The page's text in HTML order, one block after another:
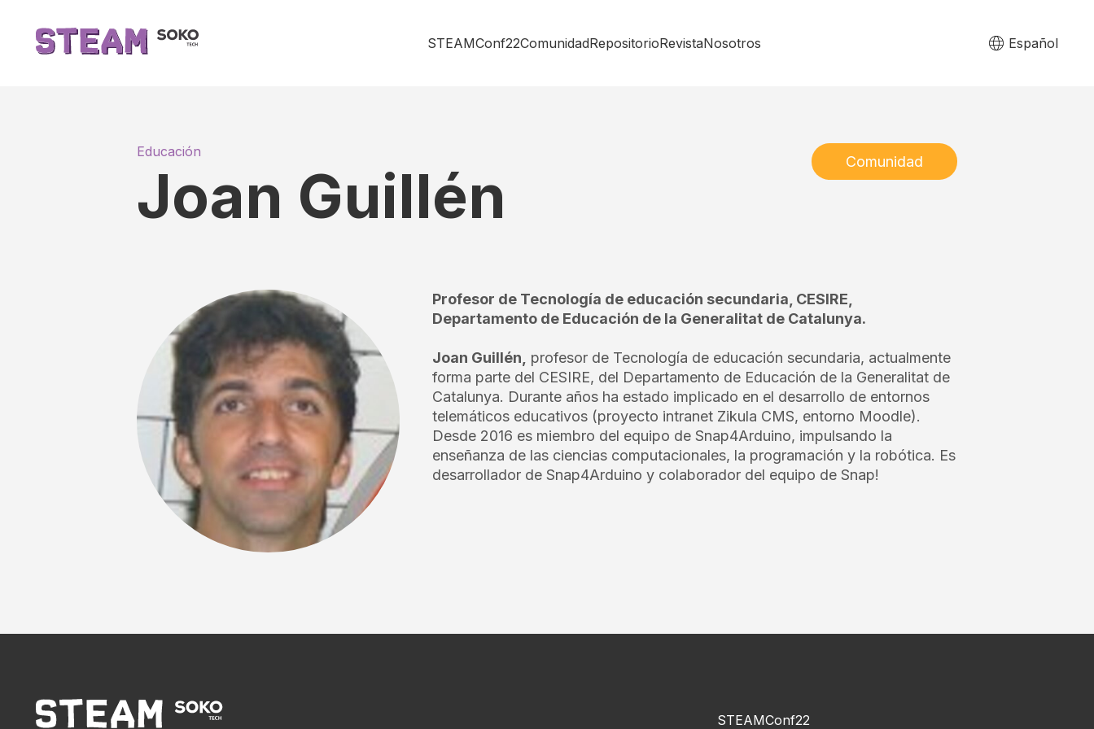
STEAMConf22ComunidadRepositorioRevistaNosotros Español
Educación
Joan Guillén Comunidad
Profesor de Tecnología de educación secundaria, CESIRE,
Departamento de Educación de la Generalitat de Catalunya.
Joan Guillén,
profesor de Tecnología de educación secundaria, actualmente
forma parte del CESIRE, del Departamento de Educación de la Generalitat de
Catalunya. Durante años ha estado implicado en el desarrollo de entornos
telemáticos educativos (proyecto intranet Zikula CMS, entorno Moodle).
Desde 2016 es miembro del equipo de Snap4Arduino, impulsando la
enseñanza de las ciencias computacionales, la programación y la robótica. Es
desarrollador de Snap4Arduino y colaborador del equipo de Snap!
STEAMConf22